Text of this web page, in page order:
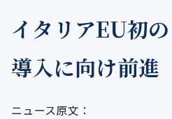
イタリアEU初
導入に向け前進
ニュース原文：